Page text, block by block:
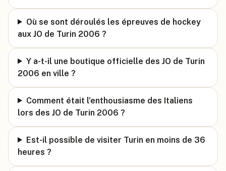
Où se sont déroulés les épreuves de hockey
aux JO de Turin 2006 ?
Y a-t-il une boutique officielle des JO de Turin
2006 en ville ?
Comment était l'enthousiasme des Italiens
lors des JO de Turin 2006 ?
Est-il possible de visiter Turin en moins de 36
heures ?